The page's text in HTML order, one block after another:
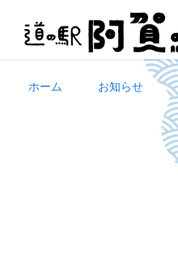
ホーム お知らせ